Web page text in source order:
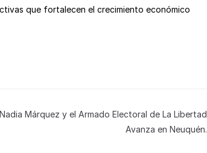
que fortalecen el crecimiento económico
Nadia Márquez y el Armado Electoral de La Libertad
Avanza en Neuquén.